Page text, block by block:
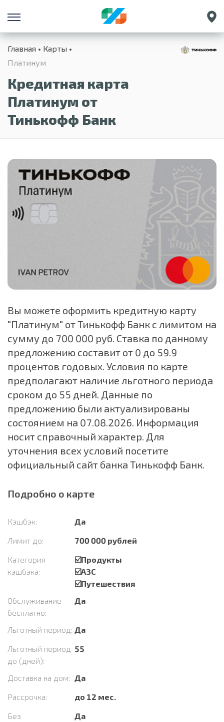
Санкт-Петербург
Екатеринбург
Главная
Карты
Платинум
Кредитная карта
Платинум от
Тинькофф Банк
Вы можете оформить кредитную карту
"Платинум" от Тинькофф Банк с лимитом на
сумму до 700 000 руб. Ставка по данному
предложению составит от 0 до 59.9
процентов годовых. Условия по карте
предполагают наличие льготного периода
сроком до 55 дней. Данные по
предложению были актуализированы
состоянием на 07.08.2026. Информация
носит справочный характер. Для
уточнения всех условий посетите
официальный сайт банка Тинькофф Банк.
Подробно о карте
Кэшбэк:
Да
Лимит до:
700 000 рублей
Категория
кэшбэка:
☑️Продукты
☑️АЗС
☑️Путешествия
Обслуживание
бесплатно:
Да
Льготный период: Да
Льготный период
до (дней):
55
Доставка на дом: Да
Рассрочка:
до 12 мес.
Без
Да